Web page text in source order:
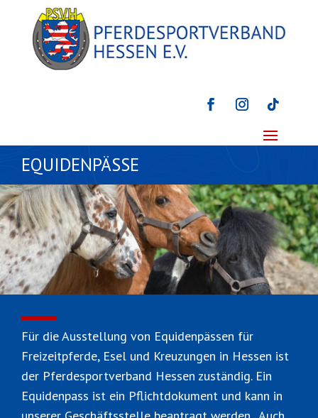
EQUIDENPÄSSE
Für die Ausstellung von Equidenpässen für
Freizeitpferde, Esel und Kreuzungen in Hessen ist
der Pferdesportverband Hessen zuständig. Ein
Equidenpass ist ein Pflichtdokument und kann in